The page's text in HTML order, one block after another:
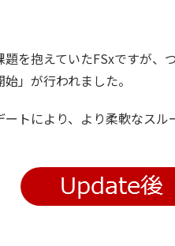
題を抱えていたFSxですが
」が行われました。
ートにより、より柔軟なス